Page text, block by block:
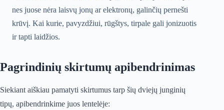
nes juose nėra laisvų jonų ar elektronų, galinčių pernešti
krūvį. Kai kurie, pavyzdžiui, rūgštys, tirpale gali jonizuotis
ir tapti laidžios.
Pagrindinių skirtumų apibendrinimas
Siekiant aiškiau pamatyti skirtumus tarp šių dviejų junginių
tipų, apibendrinkime juos lentelėje: